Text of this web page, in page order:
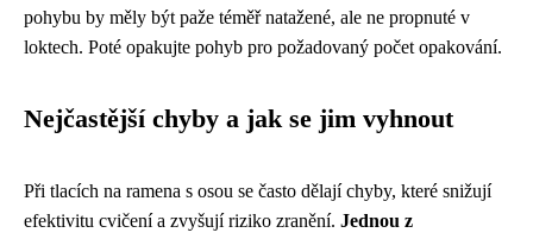
pohybu by měly být paže téměř natažené, ale ne propnuté v
loktech. Poté opakujte pohyb pro požadovaný počet opakování.
Nejčastější chyby a jak se jim vyhnout
Při tlacích na ramena s osou se často dělají chyby, které snižují
efektivitu cvičení a zvyšují riziko zranění. Jednou z